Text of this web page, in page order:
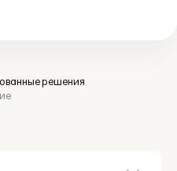
решения